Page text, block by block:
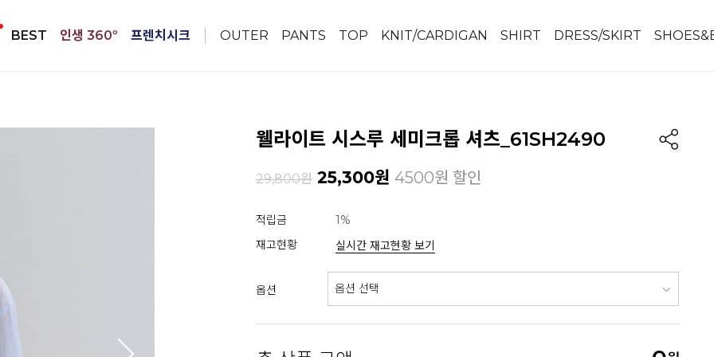
BEST 인생 360º 프렌치시크 OUTER PANTS TOP KNIT/CARDIGAN SHIRT DRESS/SKIRT
웰라이트 시스루 세미크롭 셔츠_61SH2490
29,800원 25,300원 4500원 할인
적립금
1%
재고현황
실시간 재고현황 보기
옵션